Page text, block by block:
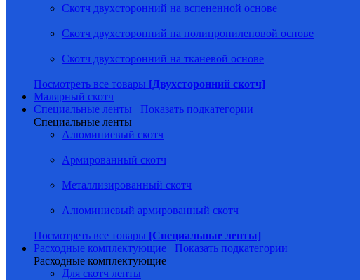
Скотч двухсторонний на вспененной основе
Скотч двухсторонний на полипропиленовой основе
Скотч двухсторонний на тканевой основе
Посмотреть все товары [Двухсторонний скотч]
Малярный скотч
Специальные ленты
Показать подкатегории
Специальные ленты
Алюминиевый скотч
Армированный скотч
Металлизированный скотч
Алюминиевый армированный скотч
Посмотреть все товары [Специальные ленты]
Расходные комплектующие
Показать подкатегории
Расходные комплектующие
Для скотч ленты